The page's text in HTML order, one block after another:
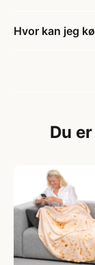
Hvor kan jeg
Du